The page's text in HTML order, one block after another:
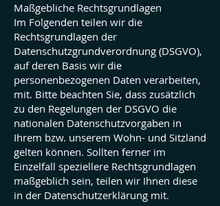
Maßgebliche Rechtsgrundlagen
Im Folgenden teilen wir die
Rechtsgrundlagen der
Datenschutzgrundverordnung (DSGVO),
auf deren Basis wir die
personenbezogenen Daten verarbeiten,
mit. Bitte beachten Sie, dass zusätzlich
zu den Regelungen der DSGVO die
nationalen Datenschutzvorgaben in
Ihrem bzw. unserem Wohn- und Sitzland
gelten können. Sollten ferner im
Einzelfall speziellere Rechtsgrundlagen
maßgeblich sein, teilen wir Ihnen diese
in der Datenschutzerklärung mit.